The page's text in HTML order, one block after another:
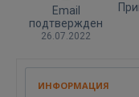
Email
подтвержден
26.07.2022
ИНФОРМАЦИЯ